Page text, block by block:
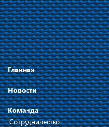
Главная
Новости
Команда
Сотрудничество